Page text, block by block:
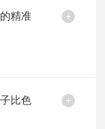
精准
比色